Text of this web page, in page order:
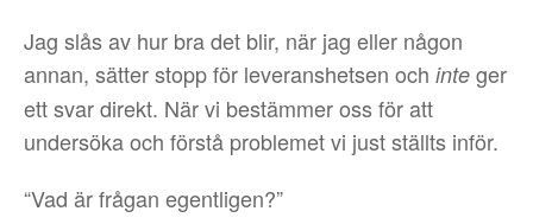
Jag slås av hur bra det blir, när jag eller någon
annan, sätter stopp för leveranshetsen och inte ger
ett svar direkt. När vi bestämmer oss för att
undersöka och förstå problemet vi just ställts inför.
“Vad är frågan egentligen?”